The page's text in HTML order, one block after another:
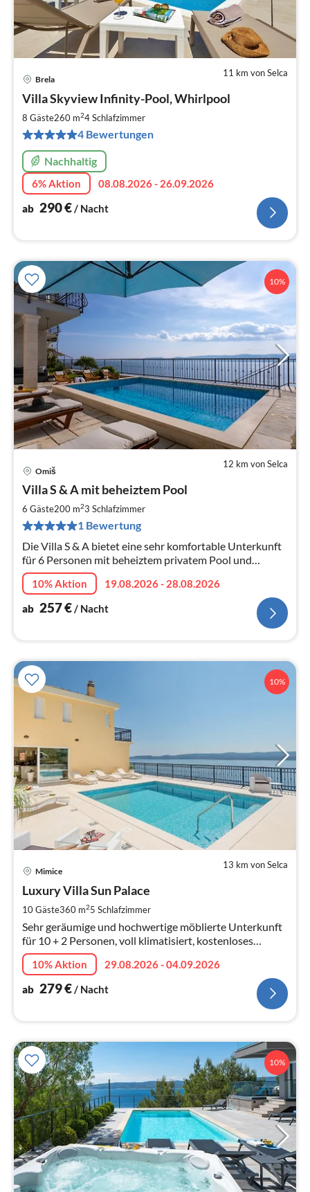
11 km von Selca
Brela
Villa Skyview Infinity-Pool, Whirlpool
8 Gäste260 m24Schlafzimmer
4 Bewertungen
Nachhaltig
6% Aktion
08.08.2026 - 26.09.2026
ab 290€/ Nacht
10%
12 km von Selca
Omiš
Villa S & A mit beheiztem Pool
6 Gäste200 m23 Schlafzimmer
1 Bewertung
Die Villa S & A bietet eine sehr komfortable Unterkunft
für 6 Personen mit beheiztem privatem Pool und
herrlichem Panoramablick von jeder Ecke der Villa.
10% Aktion
19.08.2026 - 28.08.2026
ab 257€/ Nacht
10%
13 km von Selca
Mimice
Luxury Villa Sun Palace
10 Gäste360 m25 Schlafzimmer
Sehr geräumige und hochwertige möblierte Unterkunft
für 10 + 2 Personen, voll klimatisiert, kostenloses
WLAN, 5 Schlafzimmern, 4 Bäder, 35 m² großer privater
Pool mit Massage
10% Aktion
29.08.2026 - 04.09.2026
ab 279€/ Nacht
10%